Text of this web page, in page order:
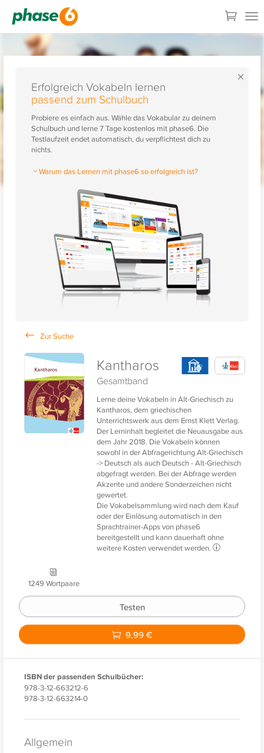
×
Erfolgreich Vokabeln lernen
passend zum Schulbuch
Probiere es einfach aus. Wähle das Vokabular zu deinem
Schulbuch und lerne 7 Tage kostenlos mit phase6. Die
Testlaufzeit endet automatisch, du verpflichtest dich zu
nichts.
Warum das Lernen mit phase6 so erfolgreich ist?
Kantharos
Gesamtband
Lerne deine Vokabeln in Alt-Griechisch zu
Kantharos, dem griechischen
Unterrichtswerk aus dem Ernst Klett Verlag.
Der Lerninhalt begleitet die Neuausgabe aus
dem Jahr 2018. Die Vokabeln können
sowohl in der Abfragerichtung Alt-Griechisch
-> Deutsch als auch Deutsch - Alt-Griechisch
abgefragt werden. Bei der Abfrage werden
Akzente und andere Sonderzeichen nicht
gewertet.
Die Vokabelsammlung wird nach dem Kauf
oder der Einlösung automatisch in den
Sprachtrainer-Apps von phase6
bereitgestellt und kann dauerhaft ohne
weitere Kosten verwendet werden.
1249 Wortpaare
Testen
9,99 €
ISBN der passenden Schulbücher:
978-3-12-663212-6
978-3-12-663214-0
Allgemein